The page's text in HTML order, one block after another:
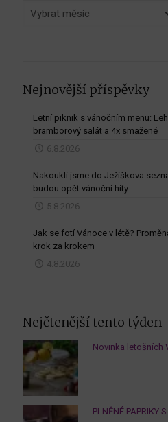
dle
Nejnovější příspěvky
Letní piknik s vánočním menu:
bramborový salát a 4x smažené
6.8.2026
Nakoukli jsme do Ježíškova
budou opět vánoční hity.
5.8.2026
Jak se fotí Vánoce v létě?
krok za krokem
4.8.2026
Nejčtenější tento týden
Novinka letošních
PLNĚNÉ PAPRIKY